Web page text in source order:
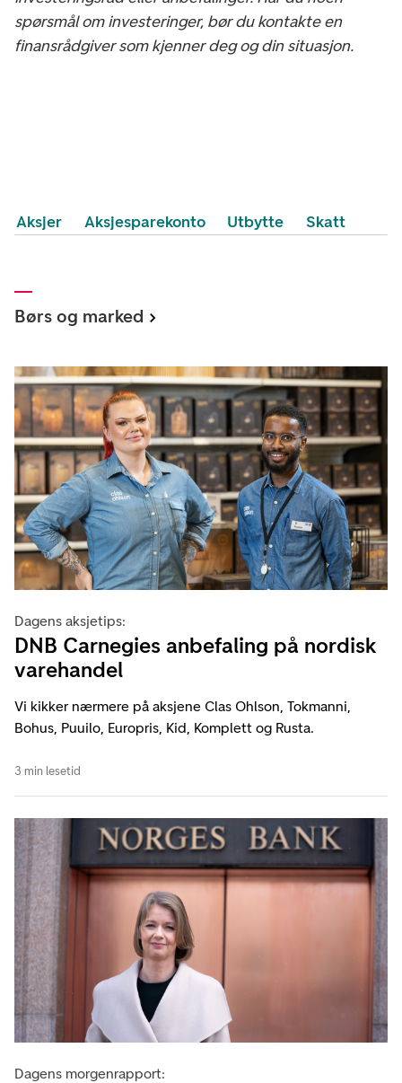
spørsmål om investeringer, bør du kontakte en
finansrådgiver som kjenner deg og din situasjon.
Aksjer Aksjesparekonto Utbytte Skatt
Børs og marked
Dagens aksjetips:
DNB Carnegies anbefaling på nordisk
varehandel
Vi kikker nærmere på aksjene Clas Ohlson, Tokmanni,
Bohus, Puuilo, Europris, Kid, Komplett og Rusta.
3 min lesetid
Dagens morgenrapport: